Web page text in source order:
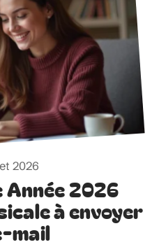
2026
Année 2026
à envoyer
mail